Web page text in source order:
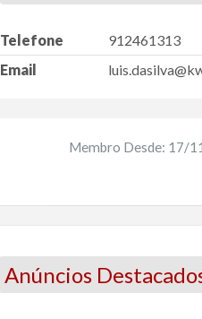
Telefone
912461313
Email
Membro Desde: 17/
Anúncios